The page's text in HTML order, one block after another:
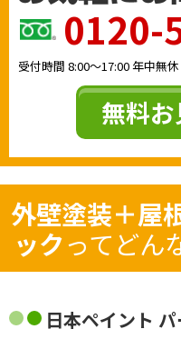
0120-
受付時間 8:00〜17:00年中無休
無料
外壁塗装＋屋
ックってどん
日本ペイント